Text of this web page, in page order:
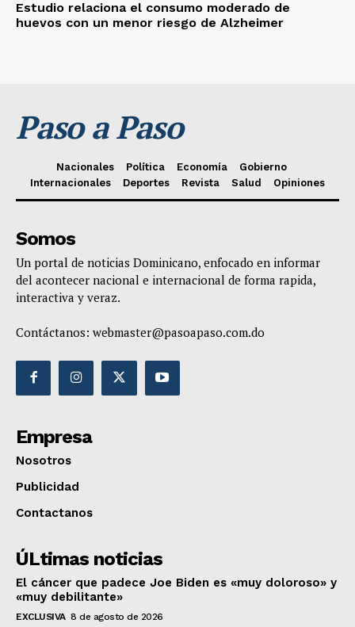
Estudio relaciona el consumo moderado de
huevos con un menor riesgo de Alzheimer
Paso a Paso
Nacionales Política Economía
Gobierno
Internacionales
Deportes Revista Salud Opiniones
Somos
Un portal de noticias Dominicano, enfocado en informar
del acontecer nacional e internacional de forma rapida,
interactiva y veraz.
Contáctanos: webmaster@pasoapaso.com.do
Empresa
Nosotros
Publicidad
Contactanos
ÚLtimas noticias
El cáncer que padece Joe Biden es «muy doloroso» y
«muy debilitante»
EXCLUSIVA 8 de agosto de 2026